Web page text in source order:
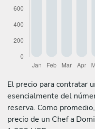
El precio para contratar
esencialmente del
reserva. Como
precio de un Chef a